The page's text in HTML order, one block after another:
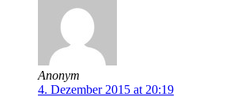
Anonym
4. Dezember 2015 at 20:19